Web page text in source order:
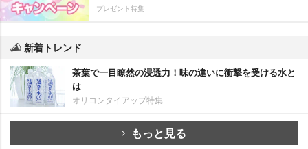
プレゼント特集
新着トレンド
茶葉で一目瞭然の浸透力！味の違いに衝撃を受ける水と
は
オリコンタイアップ特集
もっと見る